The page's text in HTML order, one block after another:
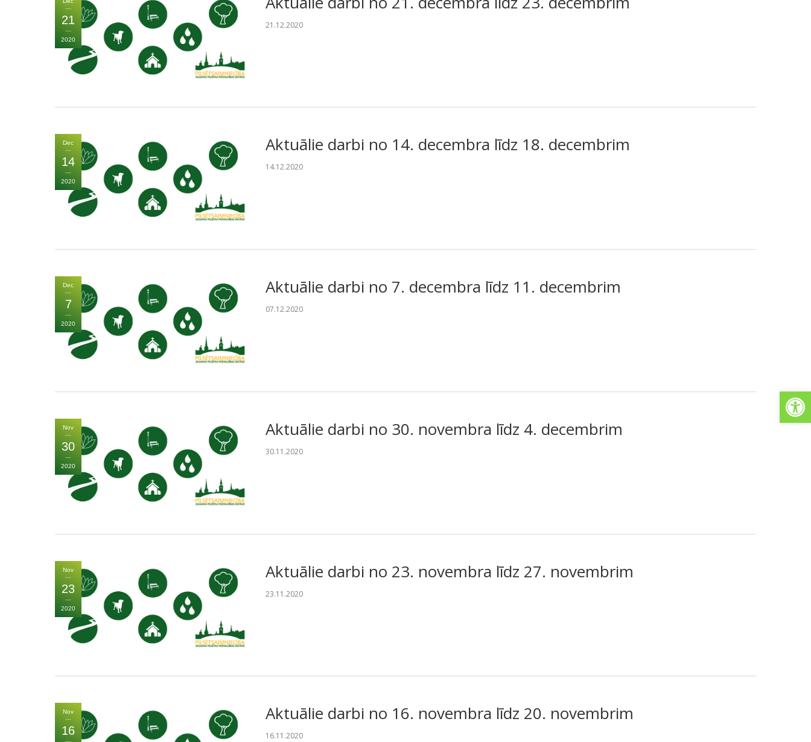
21
2020
21.12.2020
Dec
14
2020
Aktuālie darbi no 14. decembra līdz 18. decembrim
14.12.2020
Dec
7
2020
Aktuālie darbi no 7. decembra līdz 11. decembrim
07.12.2020
Nov
30
2020
Aktuālie darbi no 30. novembra līdz 4. decembrim
30.11.2020
Nov
23
2020
Aktuālie darbi no 23. novembra līdz 27. novembrim
23.11.2020
Nov
16
Aktuālie darbi no 16. novembra līdz 20. novembrim
16.11.2020